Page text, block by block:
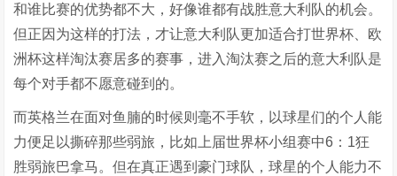
和谁比赛的优势都不大，好像谁都有战胜意大利队的机会。
但正因为这样的打法，才让意大利队更加适合打世界杯、欧
洲杯这样淘汰赛居多的赛事，进入淘汰赛之后的意大利队是
每个对手都不愿意碰到的。
而英格兰在面对鱼腩的时候则毫不手软，以球星们的个人能
力便足以撕碎那些弱旅，比如上届世界杯小组赛中6：1狂
胜弱旅巴拿马。但在真正遇到豪门球队，球星的个人能力不